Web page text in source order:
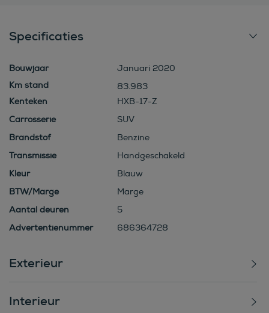
Specificaties
Bouwjaar
Januari 2020
83.983
Kenteken
HXB-17-Z
Carrosserie
SUV
Brandstof
Benzine
Transmissie
Handgeschakeld
Kleur
Blauw
BTW/Marge
Marge
Aantal deuren
5
Advertentienummer
686364728
Exterieur
Interieur